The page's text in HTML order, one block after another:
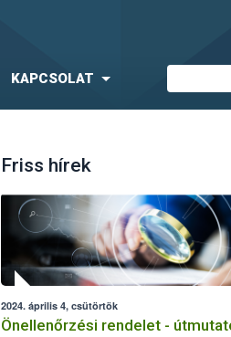
KAPCSOLAT
Friss hírek
2024. április 4, csütörtök
Önellenőrzési rendelet -